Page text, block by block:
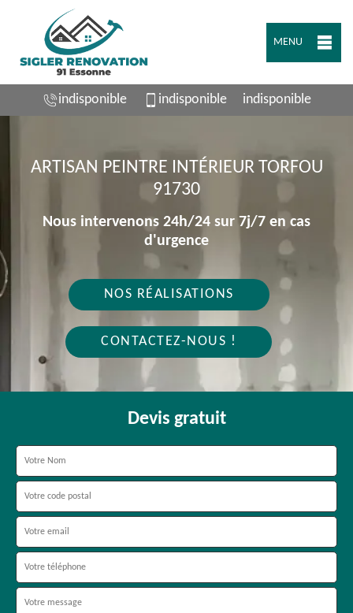
MENU
indisponible indisponible indisponible
ARTISAN PEINTRE INTÉRIEUR TORFOU
91730
Nous intervenons 24h/24 sur 7j/7 en cas
d'urgence
NOS RÉALISATIONS
CONTACTEZ-NOUS !
Devis gratuit